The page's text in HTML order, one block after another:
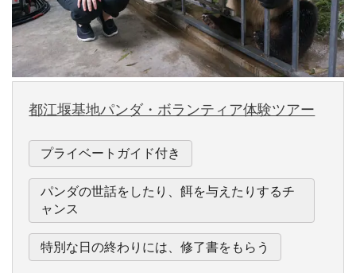
都江堰基地パンダ・ボランティア体験ツアー
プライベートガイド付き
パンダの世話をしたり、餌を与えたりするチ
ャンス
特別な日の終わりには、修了書をもらう